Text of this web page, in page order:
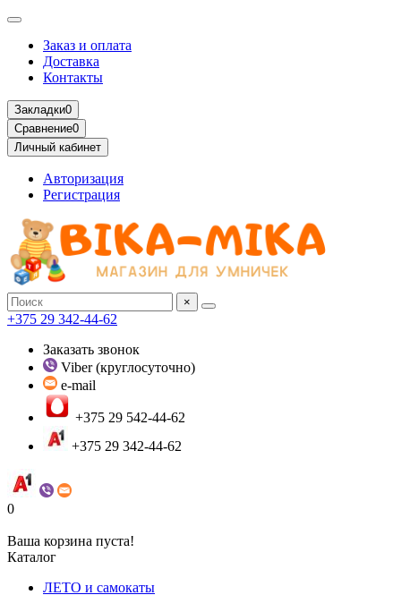
Заказ и оплата
Доставка
Контакты
Закладки0
Сравнение0
Личный кабинет
Авторизация
Регистрация
×
+375 29 342-44-62
Заказать звонок
Viber (круглосуточно)
e-mail
+375 29 542-44-62
+375 29 342-44-62
0
Ваша корзина пуста!
Каталог
ЛЕТО и самокаты